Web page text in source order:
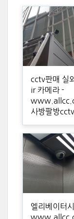
cctv판매 실
ir 카메라 -
사방팔방cctv
엘리베이터